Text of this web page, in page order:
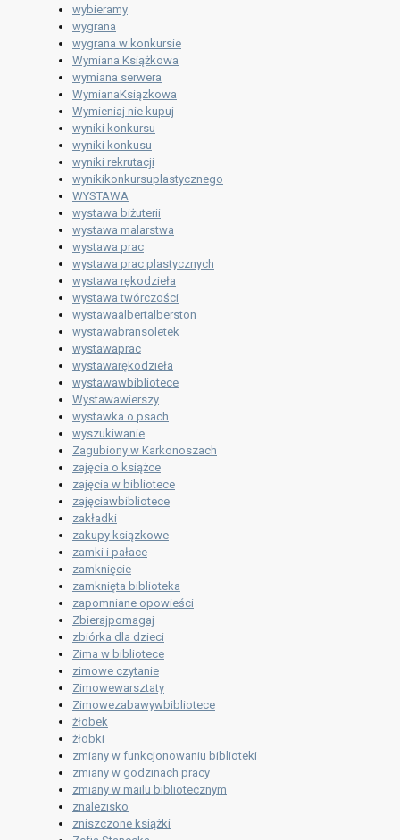
wybieramy
wygrana
wygrana w konkursie
Wymiana Książkowa
wymiana serwera
WymianaKsiązkowa
Wymieniaj nie kupuj
wyniki konkursu
wyniki konkusu
wyniki rekrutacji
wynikikonkursuplastycznego
WYSTAWA
wystawa biżuterii
wystawa malarstwa
wystawa prac
wystawa prac plastycznych
wystawa rękodzieła
wystawa twórczości
wystawaalbertalberston
wystawabransoletek
wystawaprac
wystawarękodzieła
wystawawbibliotece
Wystawawierszy
wystawka o psach
wyszukiwanie
Zagubiony w Karkonoszach
zajęcia o książce
zajęcia w bibliotece
zajęciawbibliotece
zakładki
zakupy ksiązkowe
zamki i pałace
zamknięcie
zamknięta biblioteka
zapomniane opowieści
Zbierajpomagaj
zbiórka dla dzieci
Zima w bibliotece
zimowe czytanie
Zimowewarsztaty
Zimowezabawywbibliotece
żłobek
żłobki
zmiany w funkcjonowaniu biblioteki
zmiany w godzinach pracy
zmiany w mailu bibliotecznym
znalezisko
zniszczone książki